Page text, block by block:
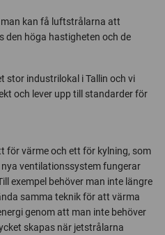
kan få luftstrålarna att
den höga hastigheten och de
stor industrilokal i Tallin och vi
och lever upp till standarder för
för värme och ett för kylning, som
ventilationssystem fungerar
exempel behöver man inte längre
samma teknik för att värma
genom att man inte behöver
skapas när jetstrålarna